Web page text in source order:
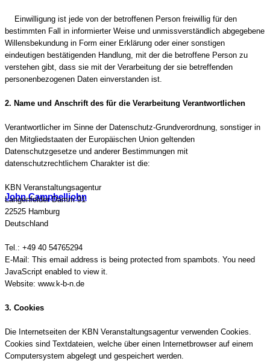
John Campbelljohn
Einwilligung ist jede von der betroffenen Person freiwillig für den
bestimmten Fall in informierter Weise und unmissverständlich abgegebene
Willensbekundung in Form einer Erklärung oder einer sonstigen
eindeutigen bestätigenden Handlung, mit der die betroffene Person zu
verstehen gibt, dass sie mit der Verarbeitung der sie betreffenden
personenbezogenen Daten einverstanden ist.
2. Name und Anschrift des für die Verarbeitung Verantwortlichen
Verantwortlicher im Sinne der Datenschutz-Grundverordnung, sonstiger in
den Mitgliedstaaten der Europäischen Union geltenden
Datenschutzgesetze und anderer Bestimmungen mit
datenschutzrechtlichem Charakter ist die:
KBN Veranstaltungsagentur
Langenfelder Damm 91
22525 Hamburg
Deutschland
Tel.: +49 40 54765294
E-Mail: This email address is being protected from spambots. You need
JavaScript enabled to view it.
Website: www.k-b-n.de
3. Cookies
Die Internetseiten der KBN Veranstaltungsagentur verwenden Cookies.
Cookies sind Textdateien, welche über einen Internetbrowser auf einem
Computersystem abgelegt und gespeichert werden.